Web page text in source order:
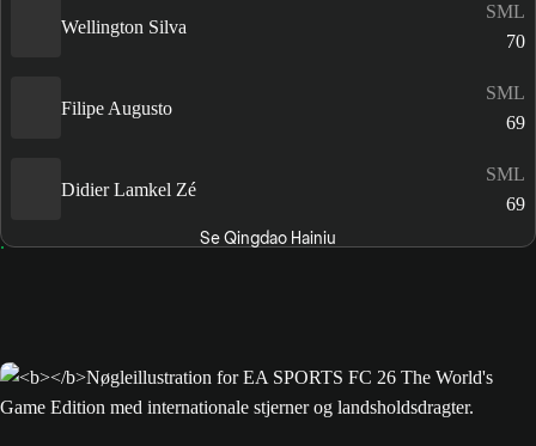
Wellington Silva
SML
70
Filipe Augusto
SML
69
Didier Lamkel Zé
SML
69
Se Qingdao Hainiu